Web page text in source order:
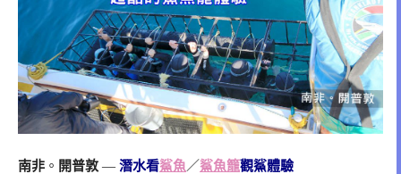
南非 。 開普敦 — 潛水看鯊魚／鯊魚籠觀鯊體驗